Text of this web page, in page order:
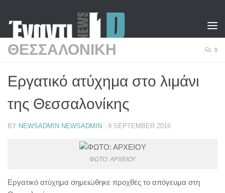
ΘΕΣΣΑΛΟΝΙΚΗ 0
Εργατικό ατύχημα στο λιμάνι
της Θεσσαλονίκης
BY NEWSADMIN NEWSADMIN · 9 SEPTEMBER 2016
ΦΩΤΟ: ΑΡΧΕΙΟΥ
Εργατικό ατύχημα σημειώθηκε προχθές το απόγευμα στη